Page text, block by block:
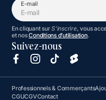
E-mail
En cliquant surS'inscrire, vous
et nosConditions d’utilisation.
Suivez-nous
Professionnels & Commerçants
CGUCGVContact